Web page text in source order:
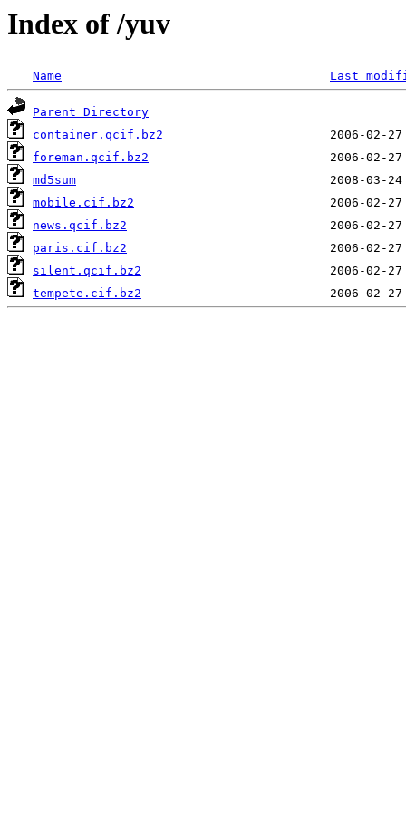
Index of /yuv
Name Last
Parent Directory
container.qcif.bz2
foreman.qcif.bz2
md5sum
mobile.cif.bz2
news.qcif.bz2
paris.cif.bz2
silent.qcif.bz2
tempete.cif.bz2